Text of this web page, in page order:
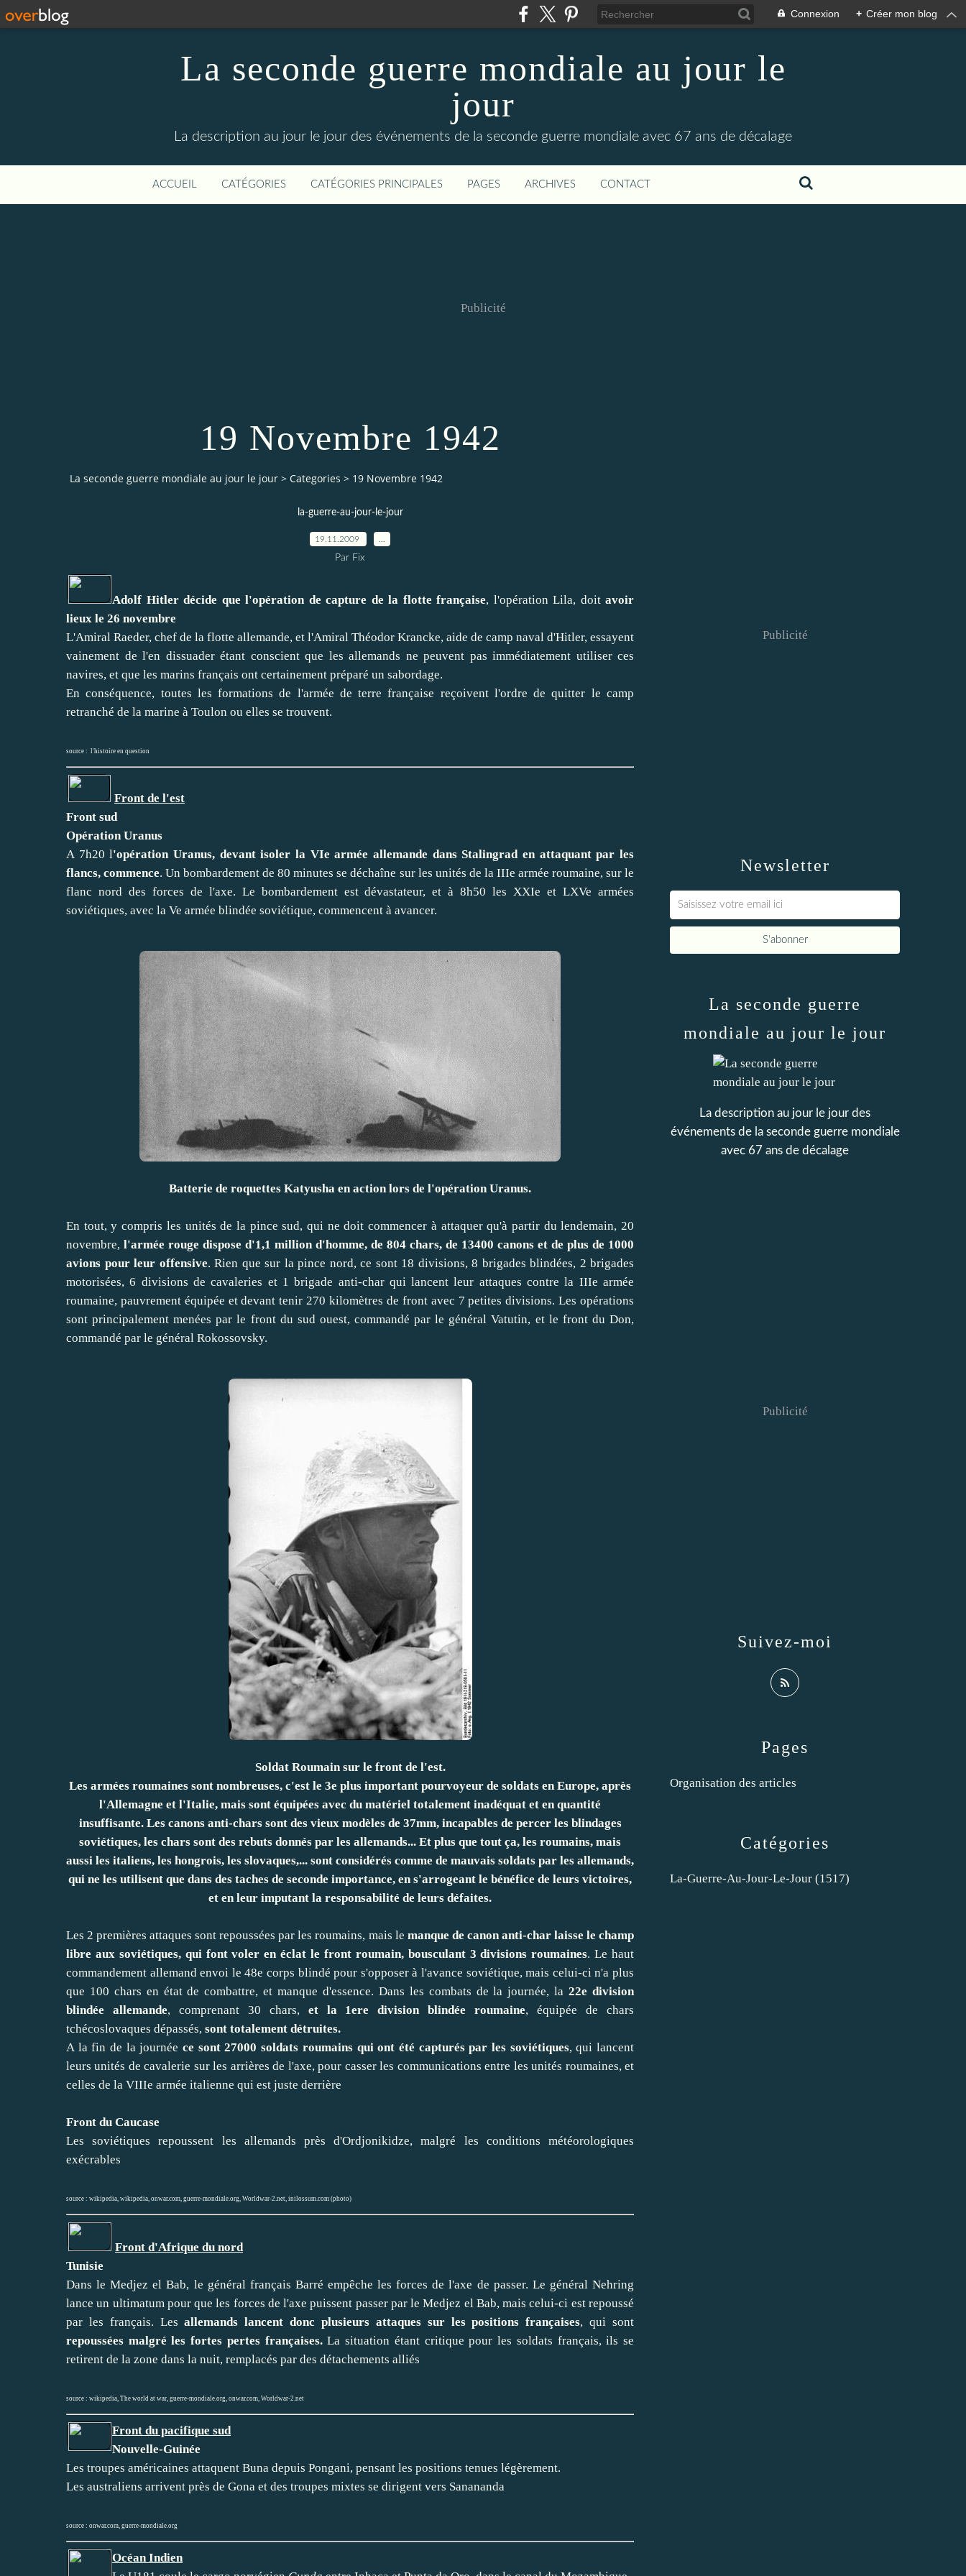
Connexion + Créer mon blog
La seconde guerre mondiale au jour le
jour
La description au jour le jour des événements de la seconde guerre mondiale avec 67 ans de décalage
ACCUEIL CATÉGORIES CATÉGORIES PRINCIPALES PAGES ARCHIVES CONTACT
Publicité
19 Novembre 1942
La seconde guerre mondiale au jour le jour > Categories > 19 Novembre 1942
la-guerre-au-jour-le-jour
19.11.2009
Par Fix
Adolf Hitler décide que l'opération de capture de la flotte française, l'opération Lila, doit avoir
lieux le 26 novembre
L'Amiral Raeder, chef de la flotte allemande, et l'Amiral Théodor Krancke, aide de camp naval d'Hitler, essayent
vainement de l'en dissuader étant conscient que les allemands ne peuvent pas immédiatement utiliser ces
navires, et que les marins français ont certainement préparé un sabordage.
En conséquence, toutes les formations de l'armée de terre française reçoivent l'ordre de quitter le camp
retranché de la marine à Toulon ou elles se trouvent.
source : l'histoire en question
Front de l'est
Front sud
Opération Uranus
A 7h20 l'opération Uranus, devant isoler la VIe armée allemande dans Stalingrad en attaquant par les
flancs, commence. Un bombardement de 80 minutes se déchaîne sur les unités de la IIIe armée roumaine, sur le
flanc nord des forces de l'axe. Le bombardement est dévastateur, et à 8h50 les XXIe et LXVe armées
soviétiques, avec la Ve armée blindée soviétique, commencent à avancer.
Batterie de roquettes Katyusha en action lors de l'opération Uranus.
En tout, y compris les unités de la pince sud, qui ne doit commencer à attaquer qu'à partir du lendemain, 20
novembre, l'armée rouge dispose d'1,1 million d'homme, de 804 chars, de 13400 canons et de plus de 1000
avions pour leur offensive. Rien que sur la pince nord, ce sont 18 divisions, 8 brigades blindées, 2 brigades
motorisées, 6 divisions de cavaleries et 1 brigade anti-char qui lancent leur attaques contre la IIIe armée
roumaine, pauvrement équipée et devant tenir 270 kilomètres de front avec 7 petites divisions. Les opérations
sont principalement menées par le front du sud ouest, commandé par le général Vatutin, et le front du Don,
commandé par le général Rokossovsky.
Soldat Roumain sur le front de l'est.
Les armées roumaines sont nombreuses, c'est le 3e plus important pourvoyeur de soldats en Europe, après
l'Allemagne et l'Italie, mais sont équipées avec du matériel totalement inadéquat et en quantité
insuffisante. Les canons anti-chars sont des vieux modèles de 37mm, incapables de percer les blindages
soviétiques, les chars sont des rebuts donnés par les allemands... Et plus que tout ça, les roumains, mais
aussi les italiens, les hongrois, les slovaques,... sont considérés comme de mauvais soldats par les allemands,
qui ne les utilisent que dans des taches de seconde importance, en s'arrogeant le bénéfice de leurs victoires,
et en leur imputant la responsabilité de leurs défaites.
Les 2 premières attaques sont repoussées par les roumains, mais le manque de canon anti-char laisse le champ
libre aux soviétiques, qui font voler en éclat le front roumain, bousculant 3 divisions roumaines. Le haut
commandement allemand envoi le 48e corps blindé pour s'opposer à l'avance soviétique, mais celui-ci n'a plus
que 100 chars en état de combattre, et manque d'essence. Dans les combats de la journée, la22e division
blindée allemande, comprenant 30 chars, et la 1ere division blindée roumaine, équipée de chars
tchécoslovaques dépassés, sont totalement détruites.
A la fin de la journéece sont 27000 soldats roumains qui ont été capturés par les soviétiques, qui lancent
leurs unités de cavalerie sur les arrières de l'axe, pour casser les communications entre les unités roumaines, et
celles de la VIIIe armée italienne qui est juste derrière
Front du Caucase
Les soviétiques repoussent les allemands près d'Ordjonikidze, malgré les conditions météorologiques
exécrables
source : wikipedia wikipedia onwar.com guerre-mondiale.org Worldwar-2.net inilossum.com (photo)
Front d'Afrique du nord
Tunisie
Dans le Medjez el Bab, le général français Barré empêche les forces de l'axe de passer. Le général Nehring
lance un ultimatum pour que les forces de l'axe puissent passer par le Medjez el Bab, mais celui-ci est repoussé
par les français. Lesallemands lancent donc plusieurs attaques sur les positions françaises, qui sont
repoussées malgré les fortes pertes françaises.La situation étant critique pour les soldats français, ils se
retirent de la zone dans la nuit, remplacés par des détachements alliés
source : wikipedia The world at war guerre-mondiale.org onwar.com Worldwar-2.net
Front du pacifique sud
Nouvelle-Guinée
Les troupes américaines attaquent Buna depuis Pongani, pensant les positions tenues légèrement.
Les australiens arrivent près de Gona et des troupes mixtes se dirigent vers Sanananda
source : onwar.com guerre-mondiale.org
Océan Indien
Newsletter
Publicité
Catégories
La-Guerre-Au-Jour-Le-Jour (1517)
Pages
Organisation des articles
La seconde guerre
mondiale au jour le jour
La description au jour le jour des
événements de la seconde guerre mondiale
avec 67 ans de décalage
Suivez-moi
Publicité